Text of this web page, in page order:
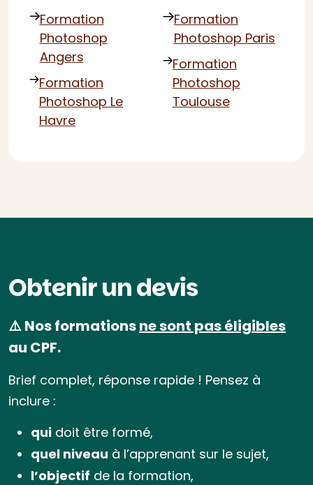
Formation
Photoshop
Angers
Formation
Photoshop Le
Havre
Formation
Photoshop Paris
Formation
Photoshop
Toulouse
Obtenir un devis
⚠️ Nos formationsne sont pas éligibles
au CPF.
Brief complet, réponse rapide ! Pensez à
inclure :
qui doit être formé,
quel niveau à l’apprenant sur le sujet,
l’objectif de la formation,